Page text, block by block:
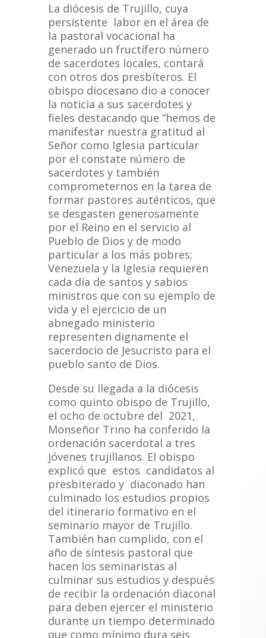
La diócesis de Trujillo, cuya
persistente labor en el área de
la pastoral vocacional ha
generado un fructífero número
de sacerdotes locales, contará
con otros dos presbíteros. El
obispo diocesano dio a conocer
la noticia a sus sacerdotes y
fieles destacando que “hemos de
manifestar nuestra gratitud al
Señor como Iglesia particular
por el constate número de
sacerdotes y también
comprometernos en la tarea de
formar pastores auténticos, que
se desgasten generosamente
por el Reino en el servicio al
Pueblo de Dios y de modo
particular a los más pobres;
Venezuela y la Iglesia requieren
cada día de santos y sabios
ministros que con su ejemplo de
vida y el ejercicio de un
abnegado ministerio
representen dignamente el
sacerdocio de Jesucristo para el
pueblo santo de Dios.
Desde su llegada a la diócesis
como quinto obispo de Trujillo,
el ocho de octubre del 2021,
Monseñor Trino ha conferido la
ordenación sacerdotal a tres
jóvenes trujillanos. El obispo
explicó que estos candidatos al
presbiterado y diaconado han
culminado los estudios propios
del itinerario formativo en el
seminario mayor de Trujillo.
También han cumplido, con el
año de síntesis pastoral que
hacen los seminaristas al
culminar sus estudios y después
de recibir la ordenación diaconal
para deben ejercer el ministerio
durante un tiempo determinado
que como mínimo dura seis